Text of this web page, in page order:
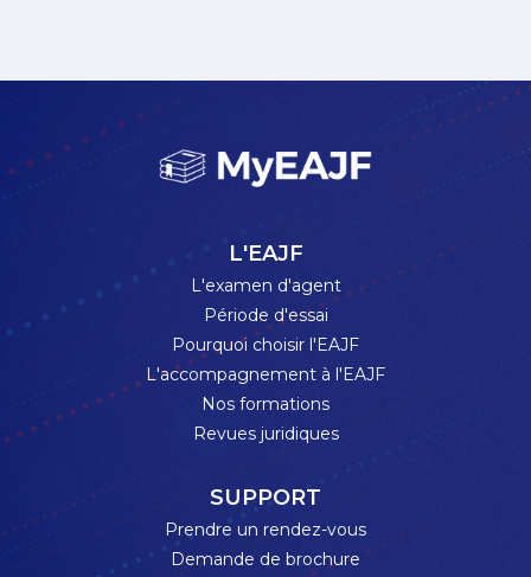
L'EAJF
L'examen d'agent
Période d'essai
Pourquoi choisir l'EAJF
L'accompagnement à l'EAJF
Nos formations
Revues juridiques
SUPPORT
Prendre un rendez-vous
Demande de brochure